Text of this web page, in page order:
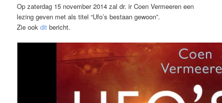
Op zaterdag 15 november 2014 zal dr. ir Coen Vermeeren een
lezing geven met als titel “Ufo’s bestaan gewoon”.
Zie ookdit bericht.